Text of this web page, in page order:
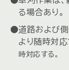
る場合あり。
道路および
より随時対応
時対応する。